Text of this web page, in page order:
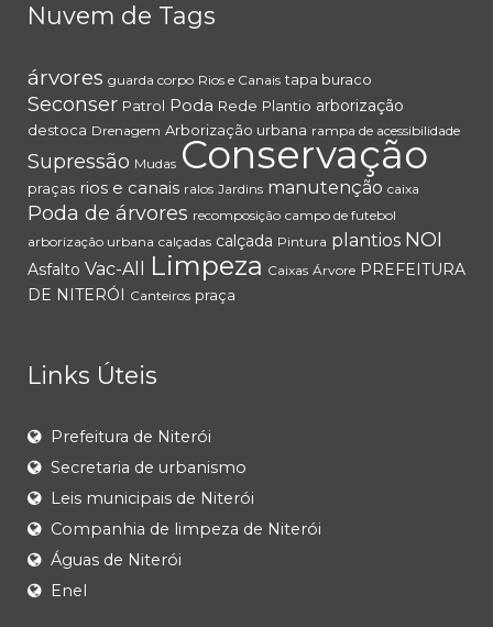
Nuvem de Tags
árvores guarda corpo Rios e Canais tapa buraco
Seconser Patrol Poda Rede Plantio arborização
destoca Drenagem Arborização urbana rampa de acessibilidade
Supressão Mudas Conservação
praças rios e canais ralos Jardins manutenção caixa
Poda de árvores recomposição campo de futebol
arborização urbana calçadas calçada Pintura plantios NOI
Asfalto Vac-All Limpeza Caixas Árvore PREFEITURA
DE NITERÓI
Canteiros praça
Links Úteis
Prefeitura de Niterói
Secretaria de urbanismo
Leis municipais de Niterói
Companhia de limpeza de Niterói
Águas de Niterói
Enel